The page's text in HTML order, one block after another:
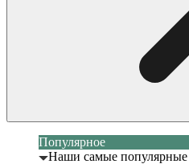
Популярное
Наши самые